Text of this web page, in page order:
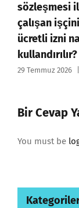
sözleşmesi
çalışan
ücretli izni
kullandırılır?
29 Temmuz 2026
Bir Cevap
You must be